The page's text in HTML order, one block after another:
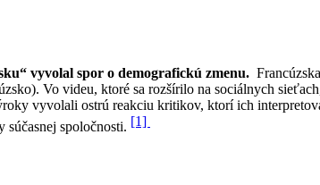
vyvolal spor o demografickú zmenu.
Vo videu, ktoré sa rozšírilo na sociálnych
vyvolali ostrú reakciu kritikov, ktorí ich
spoločnosti. [1]